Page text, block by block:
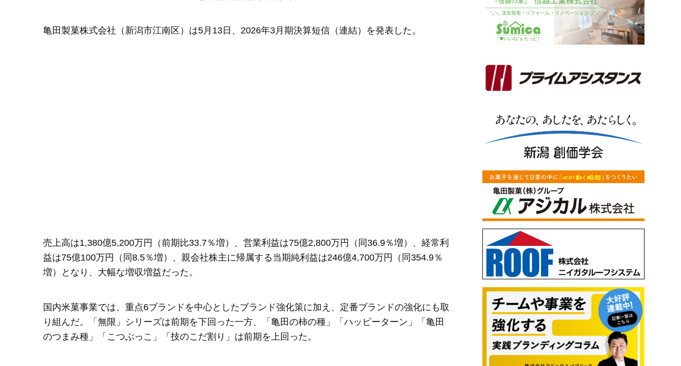
亀田製菓株式会社（新潟市江南区）は5月13日、2026年3月期決算短信（連結）を発表した。
売上高は1,380億5,200万円（前期比33.7％増）、営業利益は75億2,800万円（同36.9％増）、経常利
益は75億100万円（同8.5％増）、親会社株主に帰属する当期純利益は246億4,700万円（同354.9％
増）となり、大幅な増収増益だった。
国内米菓事業では、重点6ブランドを中心としたブランド強化策に加え、定番ブランドの強化にも取
り組んだ。「無限」シリーズは前期を下回った一方、「亀田の柿の種」「ハッピーターン」「亀田
のつまみ種」「こつぶっこ」「技のこだ割り」は前期を上回った。